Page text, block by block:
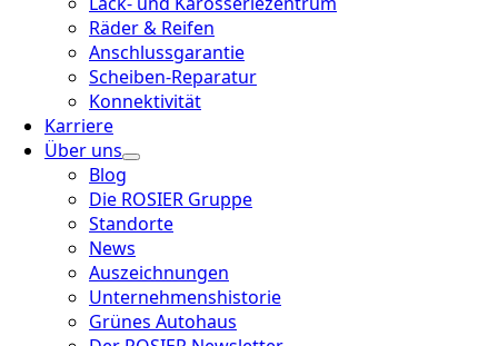
Räder & Reifen
Anschlussgarantie
Scheiben-Reparatur
Konnektivität
Karriere
Über uns
Blog
Die ROSIER Gruppe
Standorte
News
Auszeichnungen
Unternehmenshistorie
Grünes Autohaus